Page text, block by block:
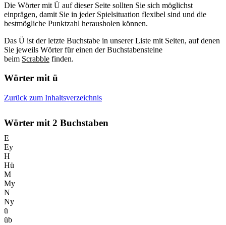
Die Wörter mit Ü auf dieser Seite sollten Sie sich möglichst
einprägen, damit Sie in jeder Spielsituation flexibel sind und die
bestmögliche Punktzahl herausholen können.
Das Ü ist der letzte Buchstabe in unserer Liste mit Seiten, auf denen
Sie jeweils Wörter für einen der Buchstabensteine
beim Scrabble finden.
Wörter mitü
Zurück zum Inhaltsverzeichnis
Wörter mit 2 Buchstaben
E
Ey
H
Hü
M
My
N
Ny
ü
üb